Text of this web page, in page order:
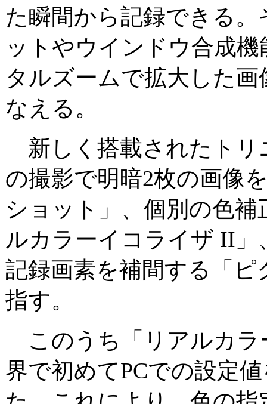
た瞬間から記録できる
ットやウインドウ合成
タルズームで拡大した
なえる。
新しく搭載されたトリ
の撮影で明暗2枚の画像
ショット」、個別の色
ルカラーイコライザ II
記録画素を補間する「ピ
指す。
このうち「リアルカラ
界で初めてPCでの設定